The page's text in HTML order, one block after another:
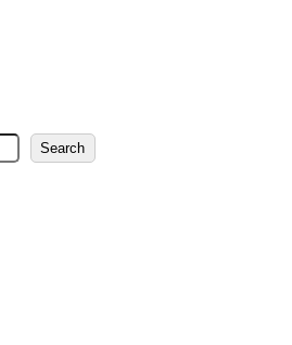
Search